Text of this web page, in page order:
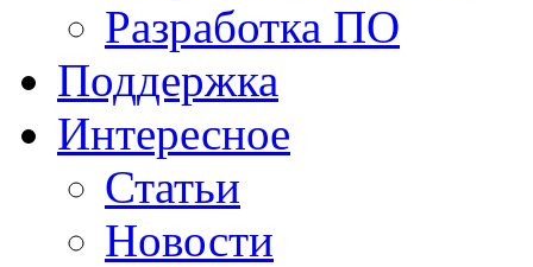
Разработка ПО
Поддержка
Интересное
Статьи
Новости